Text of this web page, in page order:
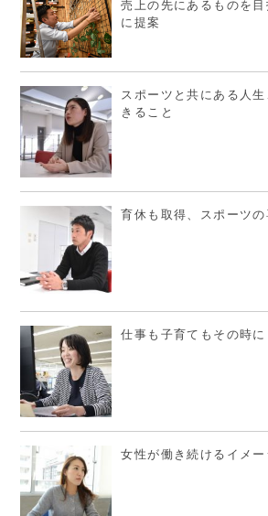
売上の先にあるものを
に提案
スポーツと共にある人
きること
育休も取得、スポーツの
仕事も子育てもその時
女性が働き続けるイメ